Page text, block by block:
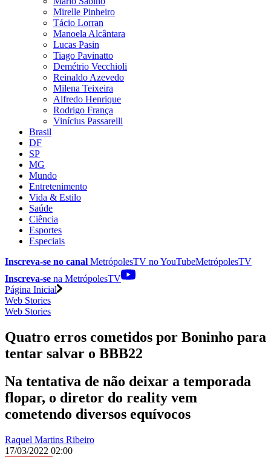
Mirelle Pinheiro
Tácio Lorran
Manoela Alcântara
Lucas Pasin
Tiago Pavinatto
Demétrio Vecchioli
Reinaldo Azevedo
Milena Teixeira
Alfredo Henrique
Rodrigo França
Vinícius Passarelli
Brasil
DF
SP
MG
Mundo
Entretenimento
Vida & Estilo
Saúde
Ciência
Esportes
Especiais
Inscreva-se no canal MetrópolesTV noYouTubeMetrópolesTV
Inscreva-se na MetrópolesTV
Página Inicial
Web Stories
Web Stories
Quatro erros cometidos por Boninho para
tentar salvar o BBB22
Na tentativa de não deixar a temporada
flopar, o diretor do reality vem
cometendo diversos equívocos
Raquel Martins Ribeiro
17/03/2022 02:00